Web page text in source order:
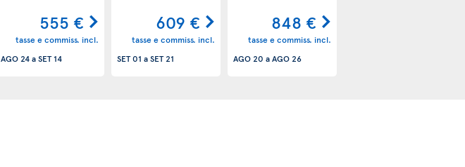
555 €
tasse e commiss. incl.
AGO 24aSET 14
609 €
tasse e commiss. incl.
SET 01 aSET 21
848 €
tasse e commiss. incl.
AGO 20 aAGO 26